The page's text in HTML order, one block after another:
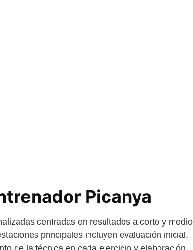
Picanya
centradas en resultados a corto y medio
principales incluyen evaluación inicial,
de la técnica en cada ejercicio y elaboración